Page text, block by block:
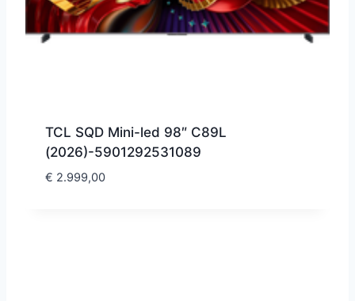
TCL SQD Mini-led 98″ C89L
(2026)-5901292531089
€ 2.999,00